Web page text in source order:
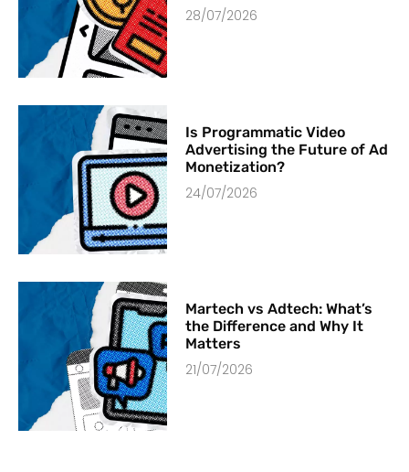
28/07/2026
Is Programmatic Video
Advertising the Future of Ad
Monetization?
24/07/2026
Martech vs Adtech: What’s
the Difference and Why It
Matters
21/07/2026